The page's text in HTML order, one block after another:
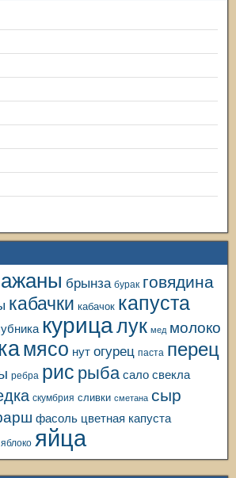
брынза бурак говядина
кабачки кабачок капуста
курицалук мед молоко
мясо нут огурец паста перец
ребра рис рыба сало свекла
скумбрия сливки сметана сыр
фасоль цветная капуста
яблоко яйца